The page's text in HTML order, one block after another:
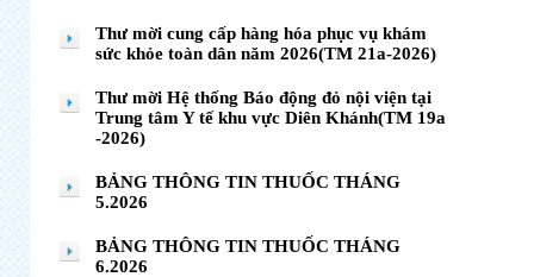
Thư mời cung cấp hàng hóa phục vụ khám
sức khỏe toàn dân năm 2026(TM 21a-2026)
Thư mời Hệ thống Báo động đỏ nội viện tại
Trung tâm Y tế khu vực Diên Khánh(TM 19a
-2026)
BẢNG THÔNG TIN THUỐC THÁNG
5.2026
BẢNG THÔNG TIN THUỐC THÁNG
6.2026